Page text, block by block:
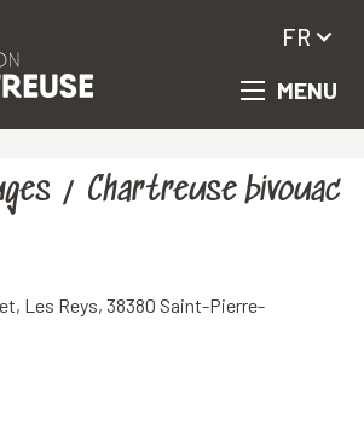
MENU
FR
/ Chartreuse bivouac
Les Reys, 38380 Saint-Pierre-
aux favoris